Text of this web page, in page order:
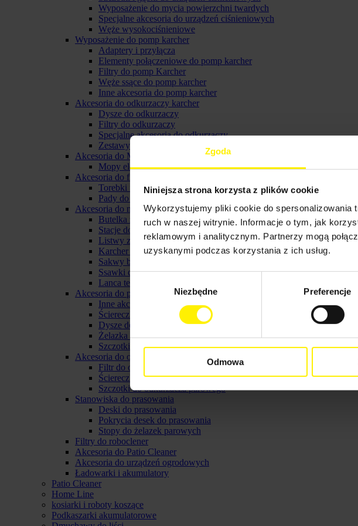
Zgoda
Niniejsza strona korzysta z plików cookie
Wykorzystujemy pliki cookie do spersonalizowania
ruch w naszej witrynie. Informacje o tym, jak
reklamowym i analitycznym. Partnerzy mogą
uzyskanymi podczas korzystania z ich usług.
Wybór
zgody
Niezbędne Preferencje
Odmowa
Wyposażenie do mycia powierzchni twardych
Specjalne akcesoria do urządzeń ciśnieniowych
Węże wysokociśnieniowe
Wyposażenie do pomp karcher
Adaptery i przyłącza
Elementy połączeniowe do pomp karcher
Filtry do pomp Karcher
Węże ssące do pomp karcher
Inne akcesoria do pomp karcher
Akcesoria do odkurzaczy karcher
Dysze do odkurzaczy
Filtry do odkurzaczy
Specjalne akcesoria do odkurzaczy
Zestawy do odkurzaczy
Akcesoria do Mopów elektrycznych
Mopy elektryczne
Akcesoria do froterek
Torebki filtracyjne do froterki
Pady do froterki karcher
Akcesoria do myjki do okien karcher
Butelka ze spryskiwaczem karcher
Stacje do ładowania i baterie do myjek okiennych
Listwy zbierające do ssawki
Karcher pady z mikrofibry
Sakwy biodrowe
Ssawki do myjek karcher
Lanca teleskopowa do myjki
Akcesoria do parownicy karcher
Inne akcerosia do parownicy karcher
Ściereczki do parownic
Dysze do parownic
Żelazka parowe karcher
Szczotki do parownicy karcher
Akcesoria do odkurzaczy parowych
Filtr do odkurzacza parowego
Ściereczki do odkurzacza parowego
Szczotki do odkurzacza parowego
Stanowiska do prasowania
Deski do prasowania
Pokrycia desek do prasowania
Stopy do żelazek parowych
Filtry do roboclener
Akcesoria do Patio Cleaner
Akcesoria do urządzeń ogrodowych
Ładowarki i akumulatory
Patio Cleaner
Home Line
kosiarki i roboty koszące
Podkaszarki akumulatorowe